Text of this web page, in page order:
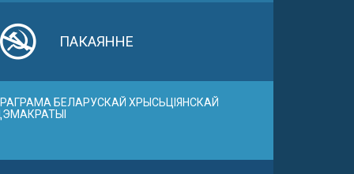
ПАКАЯННЕ
БЕЛАРУСКАЙ ХРЫСЬЦІЯНСКАЙ